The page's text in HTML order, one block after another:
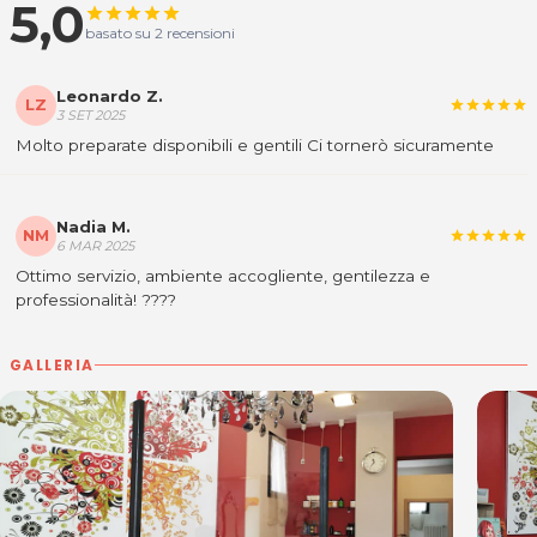
acquisto scrivi aposta@espevia.it
5,0starstarstarstarstar
basato su 2 recensioni
LZ Leonardo Z.
3 SET 2025
starstarstarstarstar
Molto preparate disponibili e gentili Ci tornerò sicuramente
NM Nadia M.
6 MAR 2025
starstarstarstarstar
Ottimo servizio, ambiente accogliente, gentilezza e
professionalità! ????
GALLERIA